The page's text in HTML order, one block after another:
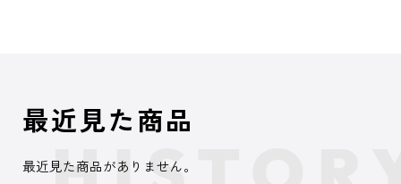
最近見た商品
最近見た商品がありません。